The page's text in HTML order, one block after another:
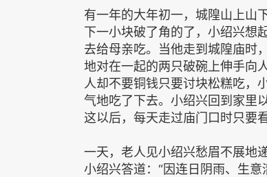
有一年的大年初一，城隍山上山
下一小块破了角的了，小绍兴想
去给母亲吃。当他走到城隍庙时
地对在一起的两只破碗上伸手向
人却不要铜钱只要讨块松糕吃，
气地吃了下去。小绍兴回到家里
这以后，每天走过庙门口时只要
一天，老人见小绍兴愁眉不展地
小绍兴答道：“因连日阴雨、生